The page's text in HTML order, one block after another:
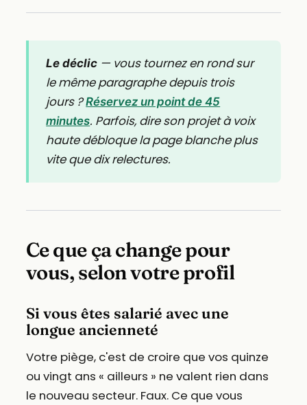
Le déclic — vous tournez en rond sur
le même paragraphe depuis trois
jours ?Réservez un point de 45
minutes. Parfois, dire son projet à voix
haute débloque la page blanche plus
vite que dix relectures.
Ce que ça change pour
vous, selon votre profil
Si vous êtes salarié avec une
longue ancienneté
Votre piège, c'est de croire que vos quinze
ou vingt ans « ailleurs » ne valent rien dans
le nouveau secteur. Faux. Ce que vous